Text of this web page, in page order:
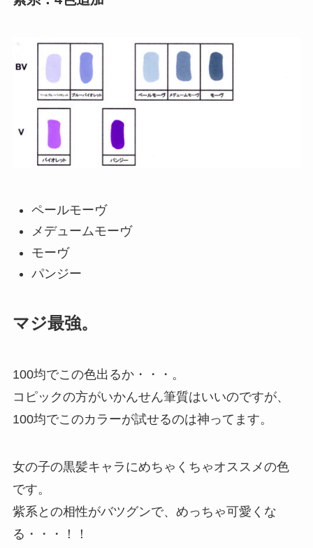
ペールモーヴ
メデュームモーヴ
モーヴ
パンジー
マジ最強。
100均でこの色出るか・・・。
コピックの方がいかんせん筆質はいいのですが、
100均でこのカラーが試せるのは神ってます。
女の子の黒髪キャラにめちゃくちゃオススメの色
です。
紫系との相性がバツグンで、めっちゃ可愛くな
る・・・！！